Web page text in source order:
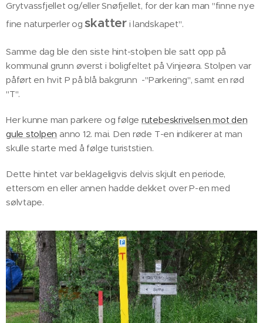
Grytvassfjellet og/eller Snøfjellet, for der kan man "finne nye
fine naturperler ogskatteri landskapet".
Samme dag ble den siste hint-stolpen ble satt opp på
kommunal grunn øverst i boligfeltet på Vinjeøra. Stolpen var
påført en hvit P på blå bakgrunn -"Parkering", samt en rød
"T".
Her kunne man parkere og følge rutebeskrivelsen mot den
gule stolpen anno 12. mai. Den røde T-en indikerer at man
skulle starte med å følge turiststien.
Dette hintet var beklageligvis delvis skjult en periode,
ettersom en eller annen hadde dekket over P-en med
sølvtape.